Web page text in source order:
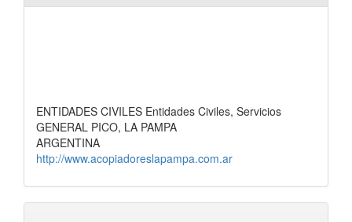
ENTIDADES CIVILES Entidades Civiles, Servicios
GENERAL PICO, LA PAMPA
ARGENTINA
http://www.acopiadoreslapampa.com.ar